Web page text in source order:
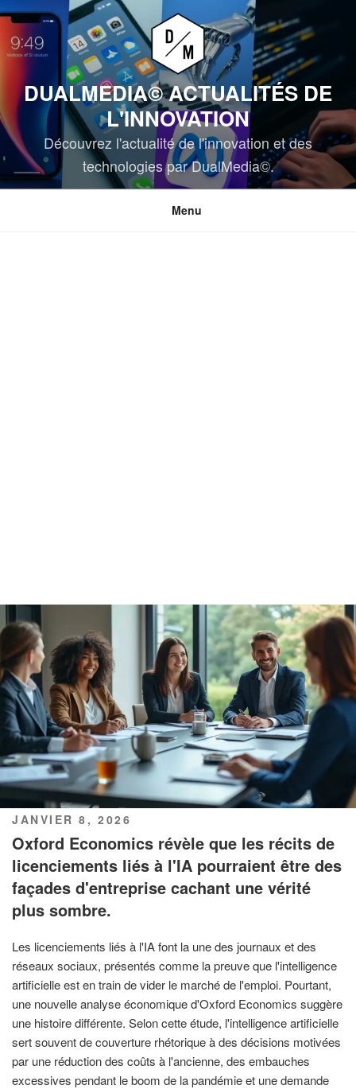
Aller
au
contenu
DUALMEDIA© ACTUALITÉS DE
L'INNOVATION
Découvrez l'actualité de l'innovation et des
technologies par DualMedia©.
Menu
PUBLIÉ
LE
JANVIER 8, 2026
Oxford Economics révèle que les récits de
licenciements liés à l'IA pourraient être des
façades d'entreprise cachant une vérité
plus sombre.
Les licenciements liés à l'IA font la une des journaux et des
réseaux sociaux, présentés comme la preuve que l'intelligence
artificielle est en train de vider le marché de l'emploi. Pourtant,
une nouvelle analyse économique d'Oxford Economics suggère
une histoire différente. Selon cette étude, l'intelligence artificielle
sert souvent de couverture rhétorique à des décisions motivées
par une réduction des coûts à l'ancienne, des embauches
excessives pendant le boom de la pandémie et une demande